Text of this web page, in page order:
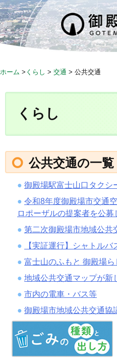
S
k
i
p
ホーム > くらし > 交通 > 公共交通
くらし
公共交通の一覧
御殿場駅富士山口タクシ
令和8年度御殿場市交通
ロポーザルの提案者を公募
第二次御殿場市地域公共
【実証運行】シャトルバ
富士山のふもと 御殿場
地域公共交通マップが新
市内の電車・バス等
御殿場市地域公共交通協